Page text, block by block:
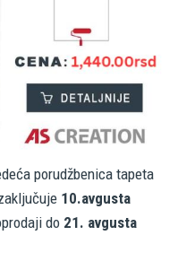
porudžbenica tapeta
10.avgusta
do 21. avgusta